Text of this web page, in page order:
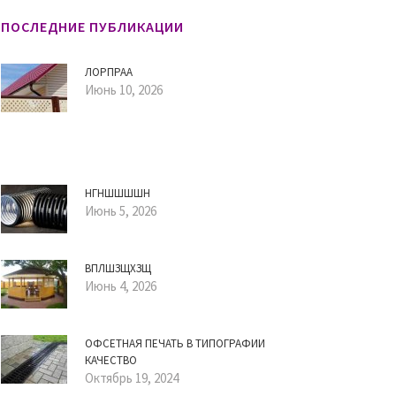
ПОСЛЕДНИЕ ПУБЛИКАЦИИ
ЛОРПРАА
Июнь 10, 2026
НГНШШШШН
Июнь 5, 2026
ВПЛШЗЩХЗЩ
Июнь 4, 2026
ОФСЕТНАЯ ПЕЧАТЬ В ТИПОГРАФИИ
КАЧЕСТВО
Октябрь 19, 2024